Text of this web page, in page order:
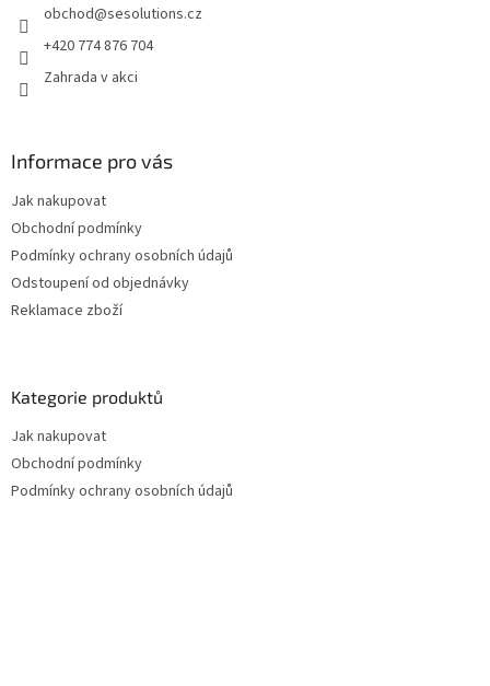
obchod@sesolutions.cz
+420 774 876 704
Zahrada v akci
Informace pro vás
Jak nakupovat
Obchodní podmínky
Podmínky ochrany osobních údajů
Odstoupení od objednávky
Reklamace zboží
Kategorie produktů
Jak nakupovat
Obchodní podmínky
Podmínky ochrany osobních údajů